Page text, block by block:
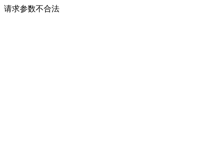
请求参数不合法